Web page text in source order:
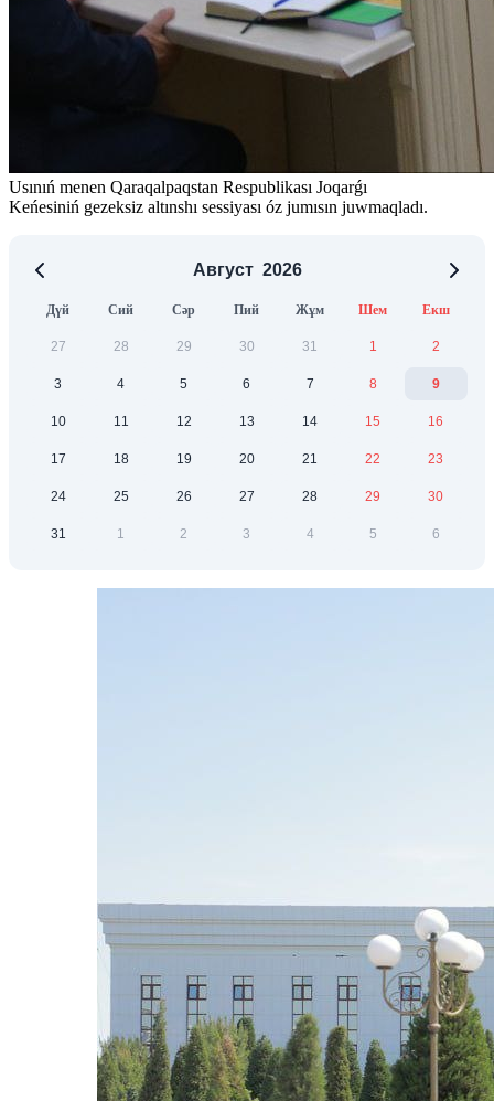
Usınıń menen Qaraqalpaqstan Respublikası Joqarǵı
Keńesiniń gezeksiz altınshı sessiyası óz jumısın juwmaqladı.
Август 2026
Дүй Сий Сәр Пий Жұм Шем Екш
27 28 29 30 31 1 2
3 4 5 6 7 8 9
10 11 12 13 14 15 16
17 18 19 20 21 22 23
24 25 26 27 28 29 30
31 1 2 3 4 5 6